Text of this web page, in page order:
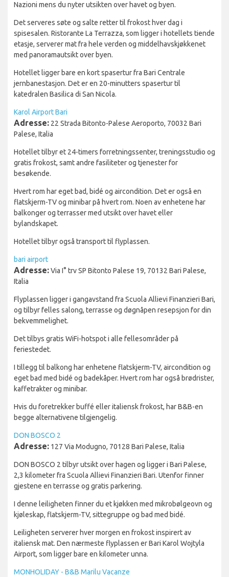
Nazioni mens du nyter utsikten over havet og byen.
Det serveres søte og salte retter til frokost hver dag i
spisesalen. Ristorante La Terrazza, som ligger i hotellets tiende
etasje, serverer mat fra hele verden og middelhavskjøkkenet
med panoramautsikt over byen.
Hotellet ligger bare en kort spasertur fra Bari Centrale
jernbanestasjon. Det er en 20-minutters spasertur til
katedralen Basilica di San Nicola.
Karol Airport Bari
Adresse: 22 Strada Bitonto-Palese Aeroporto, 70032 Bari
Palese, Italia
Hotellet tilbyr et 24-timers forretningssenter, treningsstudio og
gratis frokost, samt andre fasiliteter og tjenester for
besøkende.
Hvert rom har eget bad, bidé og aircondition. Det er også en
flatskjerm-TV og minibar på hvert rom. Noen av enhetene har
balkonger og terrasser med utsikt over havet eller
bylandskapet.
Hotellet tilbyr også transport til flyplassen.
bari airport
Adresse:Via I° trv SP Bitonto Palese 19, 70132 Bari Palese,
Italia
Flyplassen ligger i gangavstand fra Scuola Allievi Finanzieri Bari,
og tilbyr felles salong, terrasse og døgnåpen resepsjon for din
bekvemmelighet.
Det tilbys gratis WiFi-hotspot i alle fellesområder på
feriestedet.
I tillegg til balkong har enhetene flatskjerm-TV, aircondition og
eget bad med bidé og badekåper. Hvert rom har også brødrister,
kaffetrakter og minibar.
Hvis du foretrekker buffé eller italiensk frokost, har B&B-en
begge alternativene tilgjengelig.
DON BOSCO 2
Adresse: 127 Via Modugno, 70128 Bari Palese, Italia
DON BOSCO 2 tilbyr utsikt over hagen og ligger i Bari Palese,
2,3 kilometer fra Scuola Allievi Finanzieri Bari. Utenfor finner
gjestene en terrasse og gratis parkering.
I denne leiligheten finner du et kjøkken med mikrobølgeovn og
kjøleskap, flatskjerm-TV, sittegruppe og bad med bidé.
Leiligheten serverer hver morgen en frokost inspirert av
italiensk mat. Den nærmeste flyplassen er Bari Karol Wojtyla
Airport, som ligger bare en kilometer unna.
MONHOLIDAY - B&B Marilu Vacanze